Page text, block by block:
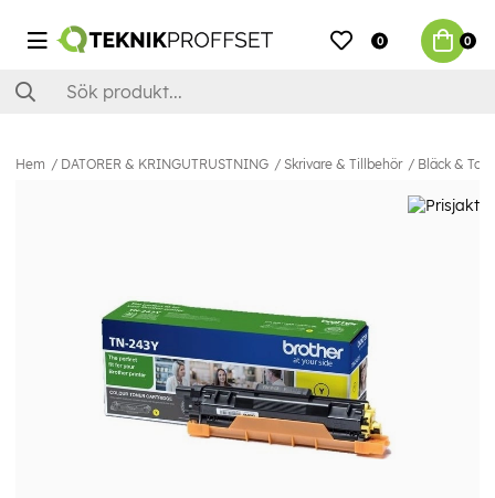
0 0
Hem DATORER & KRINGUTRUSTNING Skrivare & Tillbehör Bläck &